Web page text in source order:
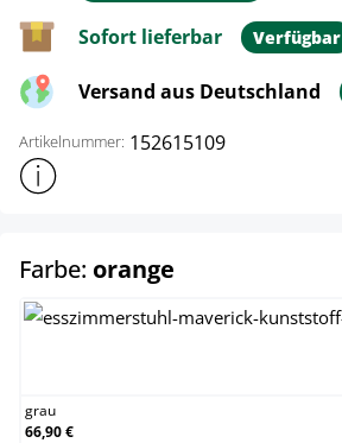
Sofort lieferbar Verfügbar
Versand aus Deutschland
Artikelnummer: 152615109
Weitere Produktinformationen anzeigen
Farbe: orange
grau
66,90 €